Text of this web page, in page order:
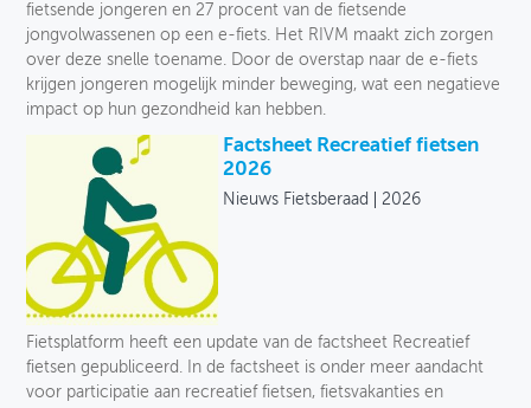
fietsende jongeren en 27 procent van de fietsende
jongvolwassenen op een e-fiets. Het RIVM maakt zich zorgen
over deze snelle toename. Door de overstap naar de e-fiets
krijgen jongeren mogelijk minder beweging, wat een negatieve
impact op hun gezondheid kan hebben.
Factsheet Recreatief fietsen
2026
Nieuws Fietsberaad 2026
Fietsplatform heeft een update van de factsheet Recreatief
fietsen gepubliceerd. In de factsheet is onder meer aandacht
voor participatie aan recreatief fietsen, fietsvakanties en